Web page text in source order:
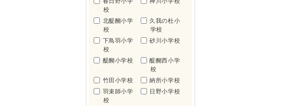
校
北醍醐小学
校
久我の杜小
学校
下鳥羽小学
校
砂川小学校
醍醐小学校
醍醐西小学
校
竹田小学校
納所小学校
羽束師小学
校
日野小学校